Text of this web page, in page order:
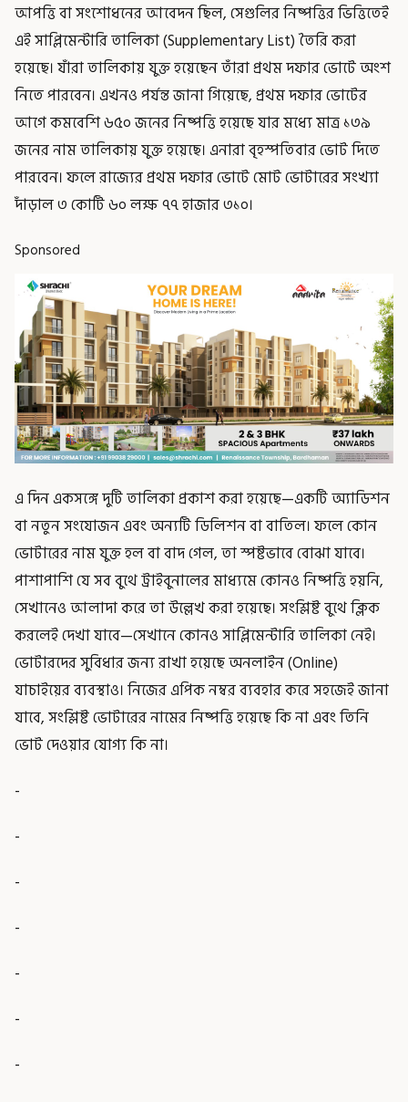
আপত্তি বা সংশোধনের আবেদন ছিল, সেগুলির নিষ্পত্তির ভিত্তিতেই
এই সাপ্লিমেন্টারি তালিকা (Supplementary List) তৈরি করা
হয়েছে। যাঁরা তালিকায় যুক্ত হয়েছেন তাঁরা প্রথম দফার ভোটে অংশ
নিতে পারবেন। এখনও পর্যন্ত জানা গিয়েছে, প্রথম দফার ভোটের
আগে কমবেশি ৬৫০ জনের নিষ্পত্তি হয়েছে যার মধ্যে মাত্র ১৩৯
জনের নাম তালিকায় যুক্ত হয়েছে। এনারা বৃহস্পতিবার ভোট দিতে
পারবেন। ফলে রাজ্যের প্রথম দফার ভোটে মোট ভোটারের সংখ্যা
দাঁড়াল ৩ কোটি ৬০ লক্ষ ৭৭ হাজার ৩১০।
Sponsored
এ দিন একসঙ্গে দুটি তালিকা প্রকাশ করা হয়েছে—একটি অ্যাডিশন
বা নতুন সংযোজন এবং অন্যটি ডিলিশন বা বাতিল। ফলে কোন
ভোটারের নাম যুক্ত হল বা বাদ গেল, তা স্পষ্টভাবে বোঝা যাবে।
পাশাপাশি যে সব বুথে ট্রাইবুনালের মাধ্যমে কোনও নিষ্পত্তি হয়নি,
সেখানেও আলাদা করে তা উল্লেখ করা হয়েছে। সংশ্লিষ্ট বুথে ক্লিক
করলেই দেখা যাবে—সেখানে কোনও সাপ্লিমেন্টারি তালিকা নেই।
ভোটারদের সুবিধার জন্য রাখা হয়েছে অনলাইন (Online)
যাচাইয়ের ব্যবস্থাও। নিজের এপিক নম্বর ব্যবহার করে সহজেই জানা
যাবে, সংশ্লিষ্ট ভোটারের নামের নিষ্পত্তি হয়েছে কি না এবং তিনি
ভোট দেওয়ার যোগ্য কি না।
-
-
-
-
-
-
-